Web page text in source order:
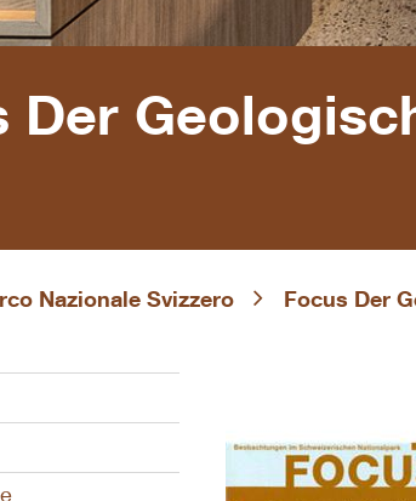
Nazionale Svizzero Focus Der
Der